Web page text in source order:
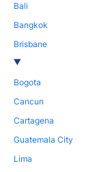
Bali
Bangkok
Brisbane
Bogota
Cancun
Cartagena
Guatemala City
Lima